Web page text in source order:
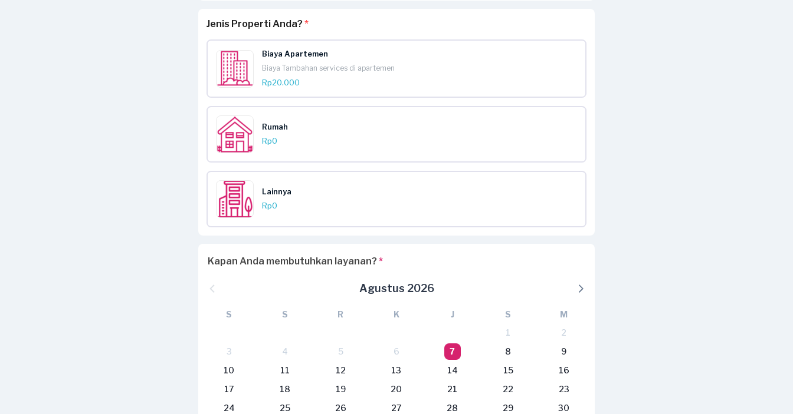
Jenis Properti Anda? *
Biaya Apartemen
Biaya Tambahan services di apartemen
Rp20.000
Rumah
Rp0
Lainnya
Rp0
Kapan Anda membutuhkan layanan? *
Agustus 2026
S S R K J S
M
1
2
3
4 5 6 7 8
9
10
11 12 13 14 15
16
17
18 19 20 21 22
23
24
25 26 27 28 29 30